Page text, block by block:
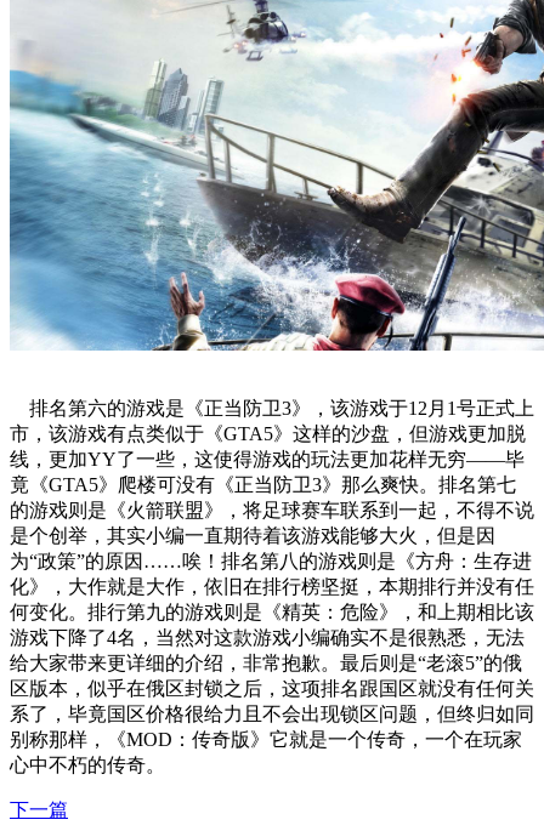
排名第六的游戏是《正当防卫3》，该游戏于12月1号正式上
市，该游戏有点类似于《GTA5》这样的沙盘，但游戏更加脱
线，更加YY了一些，这使得游戏的玩法更加花样无穷——毕
竟《GTA5》爬楼可没有《正当防卫3》那么爽快。排名第七
的游戏则是《火箭联盟》，将足球赛车联系到一起，不得不说
是个创举，其实小编一直期待着该游戏能够大火，但是因
为“政策”的原因……唉！排名第八的游戏则是《方舟：生存进
化》，大作就是大作，依旧在排行榜坚挺，本期排行并没有任
何变化。排行第九的游戏则是《精英：危险》，和上期相比该
游戏下降了4名，当然对这款游戏小编确实不是很熟悉，无法
给大家带来更详细的介绍，非常抱歉。最后则是“老滚5”的俄
区版本，似乎在俄区封锁之后，这项排名跟国区就没有任何关
系了，毕竟国区价格很给力且不会出现锁区问题，但终归如同
别称那样，《MOD：传奇版》它就是一个传奇，一个在玩家
心中不朽的传奇。
下一篇